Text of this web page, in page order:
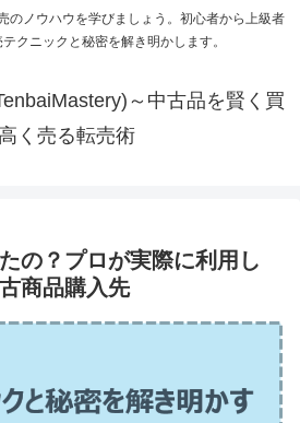
のノウハウを学びましょう。初心者から上級者
クニックと秘密を解き明かします。
～中古品を賢く買
く売る転売術
の？プロが実際に利用し
商品購入先